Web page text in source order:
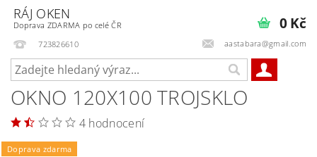
RÁJ OKEN
Doprava ZDARMA po celé ČR
723826610
aastabara@gmail.com
0 Kč
OKNO 120X100 TROJSKLO
4 hodnocení
Doprava zdarma